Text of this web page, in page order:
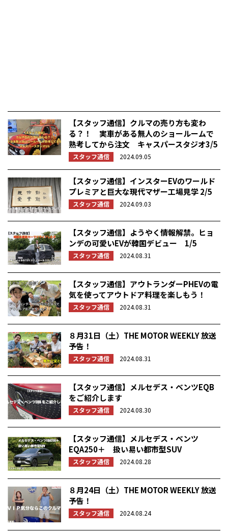
【スタッフ通信】クルマの売り方も変わ
る？！ 実車がある無人のショールームで
熟考してから注文 キャスパースタジオ3/5
スタッフ通信 2024.09.05
【スタッフ通信】インスターEVのワールド
プレミアと巨大な現代マザー工場見学 2/5
スタッフ通信 2024.09.03
【スタッフ通信】ようやく情報解禁。ヒョ
ンデの可愛いEVが韓国デビュー 1/5
スタッフ通信 2024.08.31
【スタッフ通信】アウトランダーPHEVの電
気を使ってアウトドア料理を楽しもう！
スタッフ通信 2024.08.31
８月31日（土）THE MOTOR WEEKLY 放送
予告！
スタッフ通信 2024.08.31
【スタッフ通信】メルセデス・ベンツEQB
をご紹介します
スタッフ通信 2024.08.30
【スタッフ通信】メルセデス・ベンツ
EQA250＋ 扱い易い都市型SUV
スタッフ通信 2024.08.28
８月24日（土）THE MOTOR WEEKLY 放送
予告！
スタッフ通信 2024.08.24